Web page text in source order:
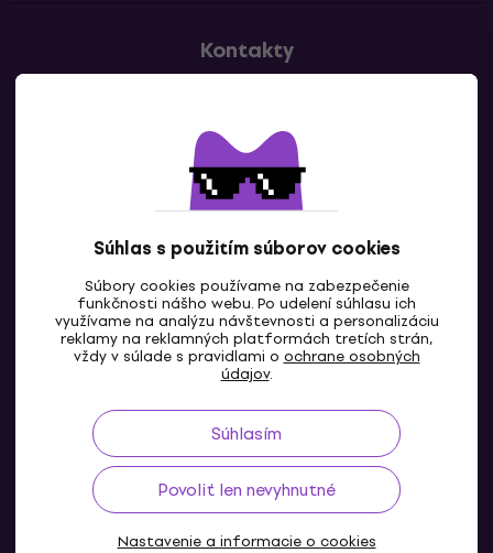
Súhlas s použitím súborov cookies
Súbory cookies používame na zabezpečenie
funkčnosti nášho webu. Po udelení súhlasu ich
využívame na analýzu návštevnosti a personalizáciu
reklamy na reklamných platformách tretích strán,
vždy v súlade s pravidlami o ochrane osobných
údajov.
Súhlasím
Povoliť len nevyhnutné
Nastavenie a informacie o cookies
Kontakty
SK